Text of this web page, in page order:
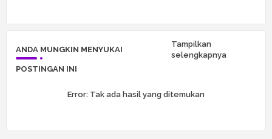
ANDA MUNGKIN MENYUKAI
POSTINGAN INI
Tampilkan
selengkapnya
Error: Tak ada hasil yang ditemukan